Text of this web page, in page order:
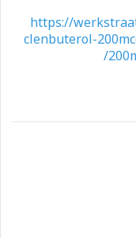
https://
clenbuterol-